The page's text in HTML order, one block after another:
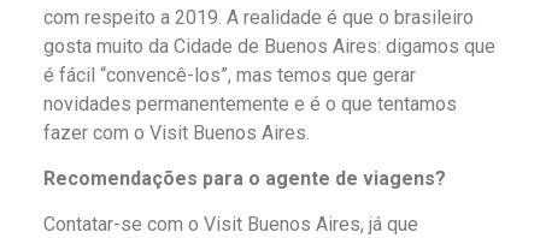
com respeito a 2019. A realidade é que o brasileiro
gosta muito da Cidade de Buenos Aires: digamos que
é fácil “convencê-los”, mas temos que gerar
novidades permanentemente e é o que tentamos
fazer com o Visit Buenos Aires.
Recomendações para o agente de viagens?
Contatar-se com o Visit Buenos Aires, já que